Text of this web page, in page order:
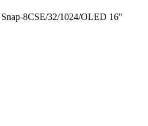
8CSE/32/1024/OLED 16"